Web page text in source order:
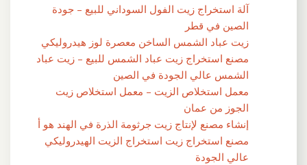
آلة استخراج زيت الفول السوداني للبيع – جودة
الصين في قطر
زيت عباد الشمس الساخن معصرة لوز هيدروليكي
مصنع استخراج زيت عباد الشمس للبيع – زيت عباد
الشمس عالي الجودة في الصين
معمل استخلاص الزيت – معمل استخلاص زيت
الجوز من عمان
إنشاء مصنع لإنتاج زيت جرثومة الذرة في الهند هو أ
مصنع استخراج زيت استخراج الزيت الهيدروليكي
عالي الجودة